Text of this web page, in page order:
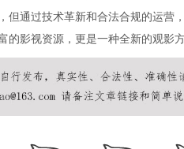
但通过技术革新和合法合规的运营
的影视资源，更是一种全新的观影